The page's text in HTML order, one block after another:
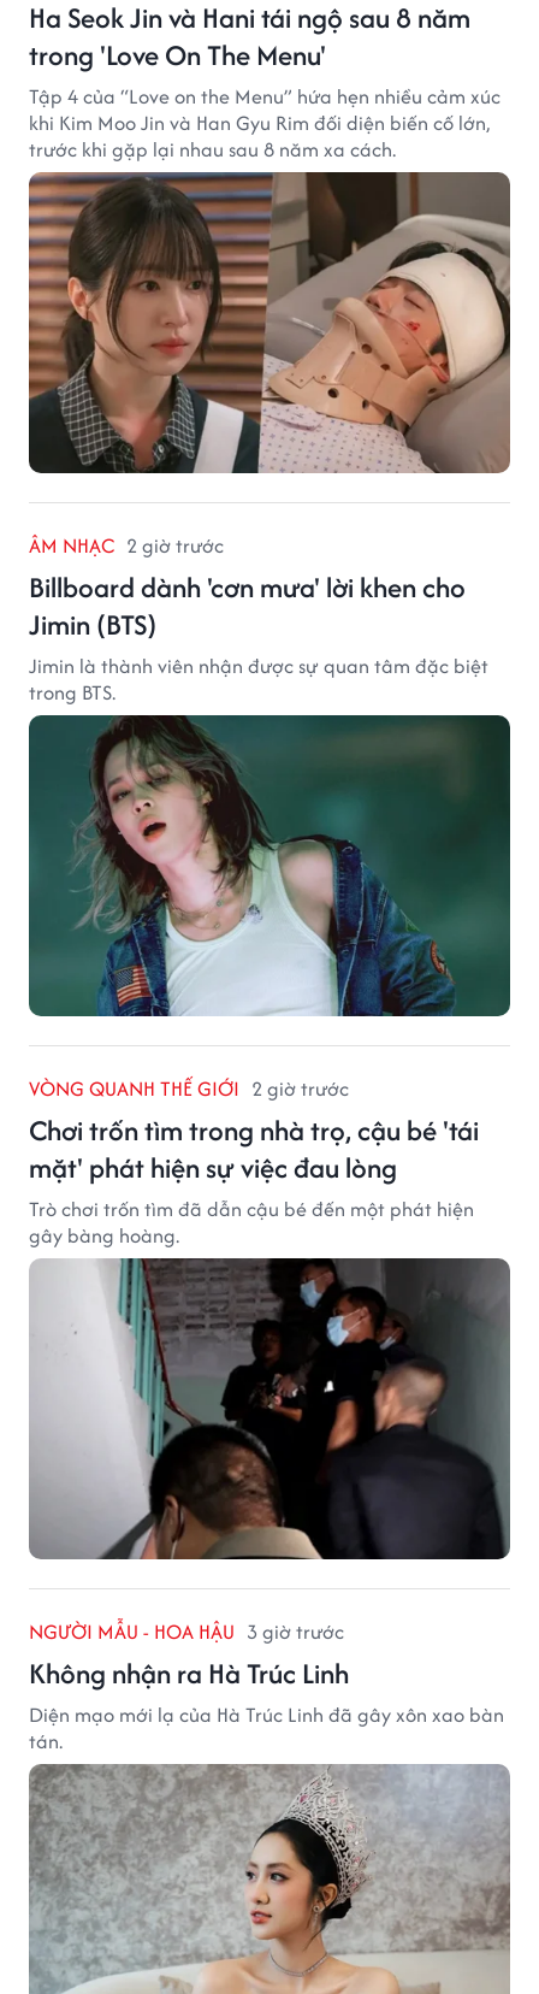
Ha Seok Jin và Hani tái ngộ sau 8 năm
trong 'Love On The Menu'
Tập 4 của “Love on the Menu” hứa hẹn nhiều cảm xúc
khi Kim Moo Jin và Han Gyu Rim đối diện biến cố lớn,
trước khi gặp lại nhau sau 8 năm xa cách.
ÂM NHẠC 2 giờ trước
Billboard dành 'cơn mưa' lời khen cho
Jimin (BTS)
Jimin là thành viên nhận được sự quan tâm đặc biệt
trong BTS.
VÒNG QUANH THẾ GIỚI 2 giờ trước
Chơi trốn tìm trong nhà trọ, cậu bé 'tái
mặt' phát hiện sự việc đau lòng
Trò chơi trốn tìm đã dẫn cậu bé đến một phát hiện
gây bàng hoàng.
NGƯỜI MẪU - HOA HẬU 3 giờ trước
Không nhận ra Hà Trúc Linh
Diện mạo mới lạ của Hà Trúc Linh đã gây xôn xao bàn
tán.